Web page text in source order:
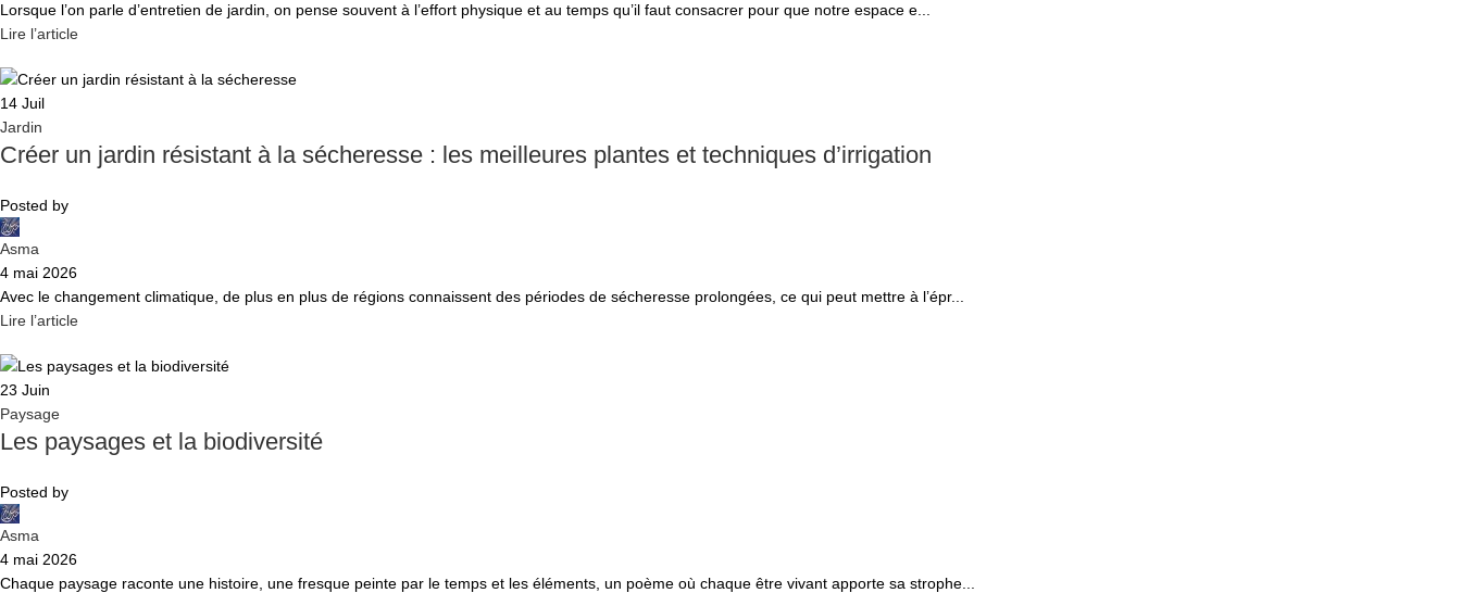
Lorsque l’on parle d’entretien de jardin, on pense souvent à l’effort physique et au temps qu’il faut consacrer pour que notre espace e...
Lire l’article
14 Juil
Jardin
Créer un jardin résistant à la sécheresse : les meilleures plantes et techniques d’irrigation
Posted by
Asma
4 mai 2026
Avec le changement climatique, de plus en plus de régions connaissent des périodes de sécheresse prolongées, ce qui peut mettre à l’épr...
Lire l’article
23 Juin
Paysage
Les paysages et la biodiversité
Posted by
Asma
4 mai 2026
Chaque paysage raconte une histoire, une fresque peinte par le temps et les éléments, un poème où chaque être vivant apporte sa strophe...